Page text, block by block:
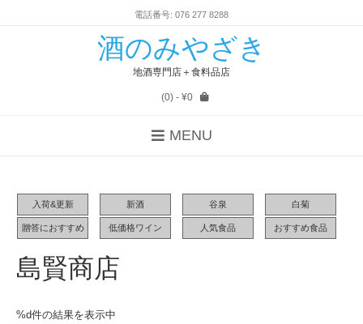
電話番号: 076 277 8288
酒のみやざき
地酒専門店＋食料品店
(0)- ¥0
MENU
入荷&更新 新酒 谷泉 白菊
贈答におすすめ 低価格ワイン 人気食品 おすすめ食品
島賢商店
%d件の結果を表示中